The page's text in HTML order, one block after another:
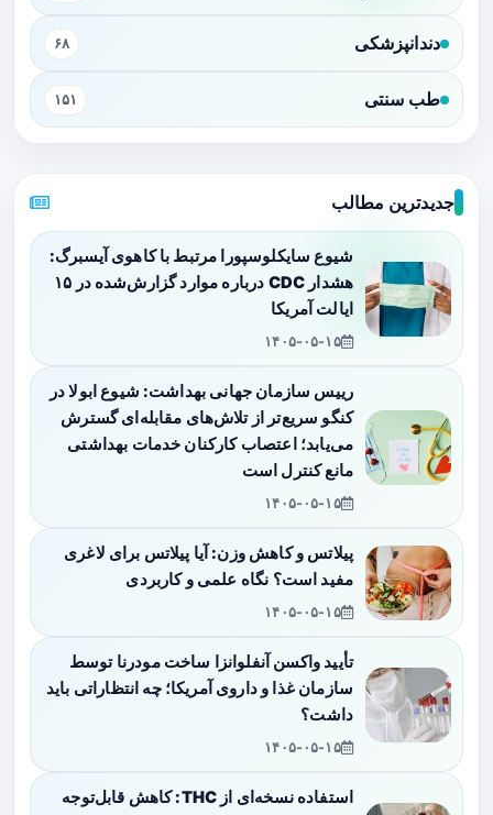
دندانپزشکی ۶۸
طب سنتی ۱۵۱
جدیدترین مطالب
شیوع سایکلوسپورا مرتبط با کاهوی آیسبرگ:
هشدار CDC درباره موارد گزارش‌شده در ۱۵
ایالت آمریکا
۱۴۰۵-۰۵-۱۵
رییس سازمان جهانی بهداشت: شیوع ابولا در
کنگو سریع‌تر از تلاش‌های مقابله‌ای گسترش
می‌یابد؛ اعتصاب کارکنان خدمات بهداشتی
مانع کنترل است
۱۴۰۵-۰۵-۱۵
پیلاتس و کاهش وزن: آیا پیلاتس برای لاغری
مفید است؟ نگاه علمی و کاربردی
۱۴۰۵-۰۵-۱۵
تأیید واکسن آنفلوانزا ساخت مودرنا توسط
سازمان غذا و داروی آمریکا؛ چه انتظاراتی باید
داشت؟
۱۴۰۵-۰۵-۱۵
استفاده نسخه‌ای از THC: کاهش قابل‌توجه